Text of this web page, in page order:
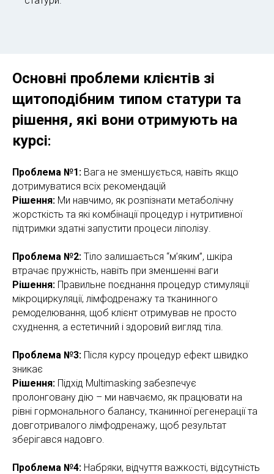
Основні проблеми клієнтів зі
щитоподібним типом статури та
рішення, які вони отримують на
курсі:
Проблема №1: Вага не зменшується, навіть якщо
дотримуватися всіх рекомендацій
Рішення: Ми навчимо, як розпізнати метаболічну
жорсткість та які комбінації процедур і нутритивної
підтримки здатні запустити процеси ліполізу.
Проблема №2: Тіло залишається “м’яким”, шкіра
втрачає пружність, навіть при зменшенні ваги
Рішення: Правильне поєднання процедур стимуляції
мікроциркуляції, лімфодренажу та тканинного
ремоделювання, щоб клієнт отримував не просто
схуднення, а естетичний і здоровий вигляд тіла.
Проблема №3: Після курсу процедур ефект швидко
зникає
Рішення: Підхід Multimasking забезпечує
пролонговану дію – ми навчаємо, як працювати на
рівні гормонального балансу, тканинної регенерації та
довготривалого лімфодренажу, щоб результат
зберігався надовго.
Проблема №4: Набряки, відчуття важкості, відсутність